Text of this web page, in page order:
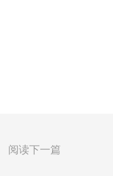
阅读下一篇